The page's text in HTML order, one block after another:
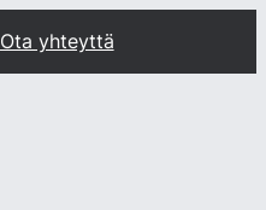
Ota yhteyttä